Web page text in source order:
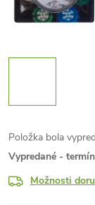
Položka bola
Vypredané -
Možnosti